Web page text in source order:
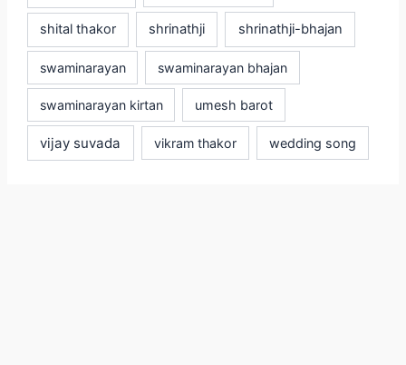
shital thakor shrinathji shrinathji-bhajan
swaminarayan swaminarayan bhajan
swaminarayan kirtan umesh barot
vijay suvada vikram thakor wedding song